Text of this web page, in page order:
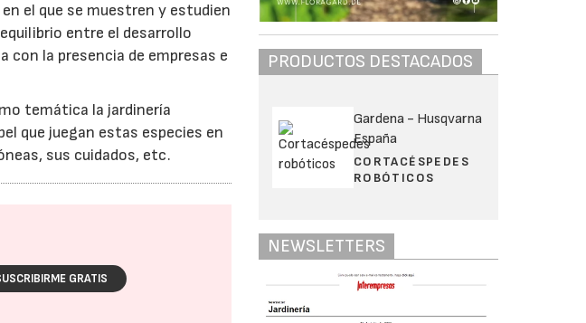
el que se muestren y estudien
entre el desarrollo
con la presencia de empresas e
temática la jardinería
que juegan estas especies en
sus cuidados, etc.
GRATIS
PRODUCTOS DESTACADOS
Gardena - Husqvarna
España
CORTACÉSPEDES
ROBÓTICOS
NEWSLETTERS